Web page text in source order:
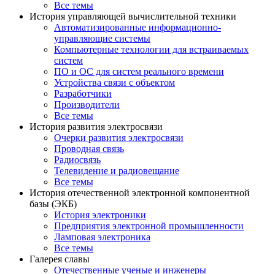
Все темы
История управляющей вычислительной техники
Автоматизированные информационно-
управляющие системы
Компьютерные технологии для встраиваемых
систем
ПО и ОС для систем реального времени
Устройства связи с объектом
Разработчики
Производители
Все темы
История развития электросвязи
Очерки развития электросвязи
Проводная связь
Радиосвязь
Телевидение и радиовещание
Все темы
История отечественной электронной компонентной
базы (ЭКБ)
История электроники
Предприятия электронной промышленности
Ламповая электроника
Все темы
Галерея славы
Отечественные ученые и инженеры